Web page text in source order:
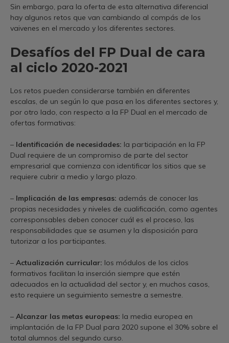
Sin embargo, para la oferta de esta alternativa diferencial
hay algunos retos que van cambiando al compás de los
vaivenes en el mercado y los diferentes sectores.
Desafíos del FP Dual de cara
al ciclo 2020-2021
Los retos pueden considerarse también en diferentes
escalas, de un según lo que pasa en los diferentes sectores y,
por otro lado, con respecto a la FP Dual en el mercado de
ofertas formativas:
– Identificación de necesidades: la participación en la FP
Dual requiere de un compromiso de parte del sector
empresarial que comienza con identificar los sitios que se
requiere cubrir a medio y largo plazo.
– Implicación de las empresas: además de conocer las
propias necesidades y niveles de cualificación, como agentes
corresponsables deben conocer cuál es el proceso, las
responsabilidades que se asumen y la disposición para
tutorizar a los participantes.
– Actualización curricular: los módulos de los ciclos
formativos facilitan la inserción siempre que estén
adecuados en la actualidad del sector y, en muchos casos,
esto requiere un seguimiento semestre a semestre.
– Alcanzar las metas europeas: la media europea en
implantación de la FP Dual para 2020 supone el 30% sobre el
total alumnos del segundo curso.